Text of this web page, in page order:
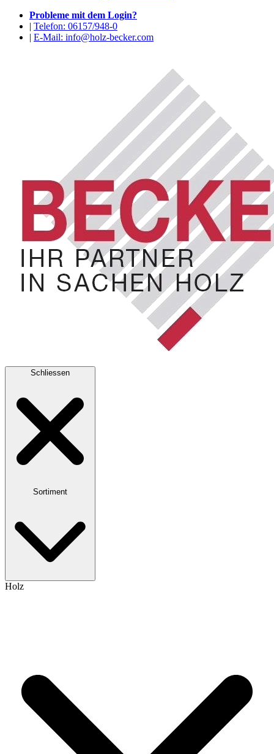
Probleme mit dem Login?
| Telefon: 06157/948-0
| E-Mail: info@holz-becker.com
Schliessen
Sortiment
Holz